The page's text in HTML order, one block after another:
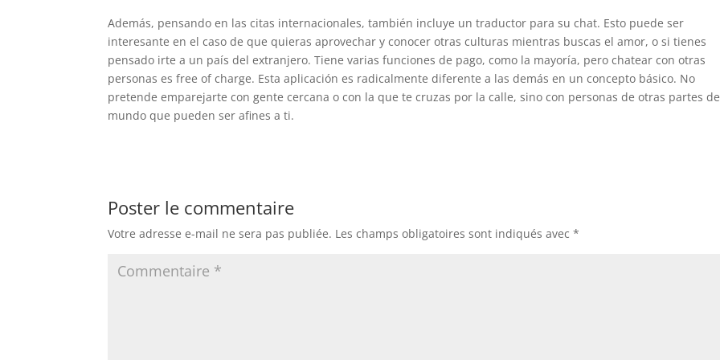
Además, pensando en las citas internacionales, también incluye un traductor para su chat. Esto puede ser
interesante en el caso de que quieras aprovechar y conocer otras culturas mientras buscas el amor, o si tienes
pensado irte a un país del extranjero. Tiene varias funciones de pago, como la mayoría, pero chatear con otras
personas es free of charge. Esta aplicación es radicalmente diferente a las demás en un concepto básico. No
pretende emparejarte con gente cercana o con la que te cruzas por la calle, sino con personas de otras partes
mundo que pueden ser afines a ti.
Poster le commentaire
Votre adresse e-mail ne sera pas publiée. Les champs obligatoires sont indiqués avec*